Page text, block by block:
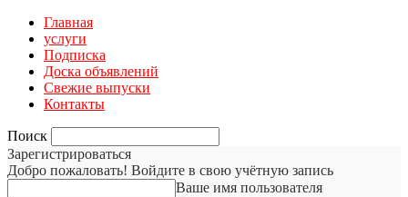
Главная
услуги
Подписка
Доска объявлений
Свежие выпуски
Контакты
Поиск
Зарегистрироваться
Добро пожаловать! Войдите в свою учётную запись
Ваше имя пользователя